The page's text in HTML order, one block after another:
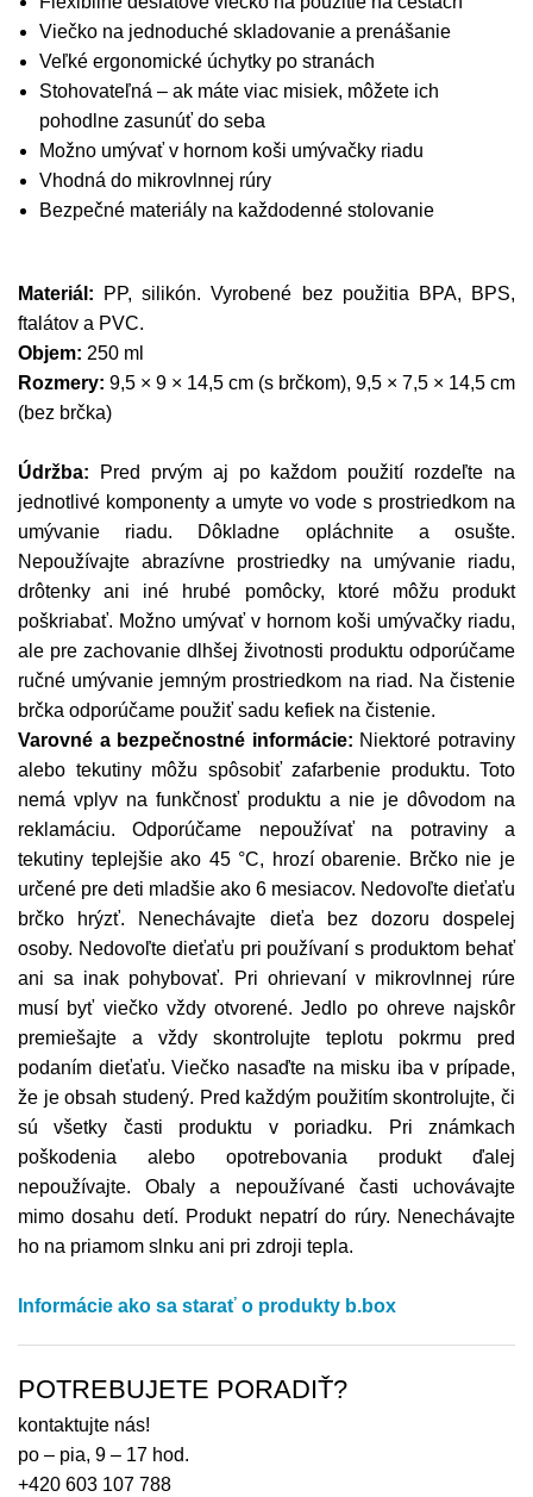
Viečko na jednoduché skladovanie a prenášanie
Veľké ergonomické úchytky po stranách
Stohovateľná – ak máte viac misiek, môžete ich
pohodlne zasunúť do seba
Možno umývať v hornom koši umývačky riadu
Vhodná do mikrovlnnej rúry
Bezpečné materiály na každodenné stolovanie
Materiál: PP, silikón. Vyrobené bez použitia BPA, BPS,
ftalátov a PVC.
Objem: 250 ml
Rozmery: 9,5 × 9 × 14,5 cm (s brčkom), 9,5 × 7,5 × 14,5 cm
(bez brčka)
Údržba: Pred prvým aj po každom použití rozdeľte na
jednotlivé komponenty a umyte vo vode s prostriedkom na
umývanie riadu. Dôkladne opláchnite a osušte.
Nepoužívajte abrazívne prostriedky na umývanie riadu,
drôtenky ani iné hrubé pomôcky, ktoré môžu produkt
poškriabať. Možno umývať v hornom koši umývačky riadu,
ale pre zachovanie dlhšej životnosti produktu odporúčame
ručné umývanie jemným prostriedkom na riad. Na čistenie
brčka odporúčame použiť sadu kefiek na čistenie.
Varovné a bezpečnostné informácie: Niektoré potraviny
alebo tekutiny môžu spôsobiť zafarbenie produktu. Toto
nemá vplyv na funkčnosť produktu a nie je dôvodom na
reklamáciu. Odporúčame nepoužívať na potraviny a
tekutiny teplejšie ako 45 °C, hrozí obarenie. Brčko nie je
určené pre deti mladšie ako 6 mesiacov. Nedovoľte dieťaťu
brčko hrýzť. Nenechávajte dieťa bez dozoru dospelej
osoby. Nedovoľte dieťaťu pri používaní s produktom behať
ani sa inak pohybovať. Pri ohrievaní v mikrovlnnej rúre
musí byť viečko vždy otvorené. Jedlo po ohreve najskôr
premiešajte a vždy skontrolujte teplotu pokrmu pred
podaním dieťaťu. Viečko nasaďte na misku iba v prípade,
že je obsah studený. Pred každým použitím skontrolujte, či
sú všetky časti produktu v poriadku. Pri známkach
poškodenia alebo opotrebovania produkt ďalej
nepoužívajte. Obaly a nepoužívané časti uchovávajte
mimo dosahu detí. Produkt nepatrí do rúry. Nenechávajte
ho na priamom slnku ani pri zdroji tepla.
Informácie ako sa starať o produkty b.box
POTREBUJETE PORADIŤ?
kontaktujte nás!
po – pia, 9 – 17 hod.
+420 603 107 788